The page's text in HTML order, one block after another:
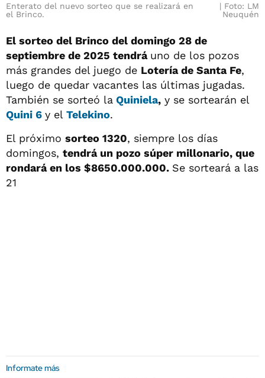
Enterato del nuevo sorteo que se realizará en
el Brinco.
Foto: LM
Neuquén
El sorteo del Brinco del domingo 28 de
septiembre de 2025 tendrá uno de los pozos
más grandes del juego de Lotería de Santa Fe,
luego de quedar vacantes las últimas jugadas.
También se sorteó la Quiniela, y se sortearán el
Quini 6 y el Telekino.
El próximo sorteo 1320, siempre los días
domingos, tendrá un pozo súper millonario, que
rondará en los $8650.000.000. Se sorteará a las
21
Informate más